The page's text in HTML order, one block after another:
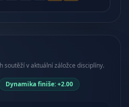
soutěží v aktuální záložce disciplíny.
Dynamika finiše: +2.00